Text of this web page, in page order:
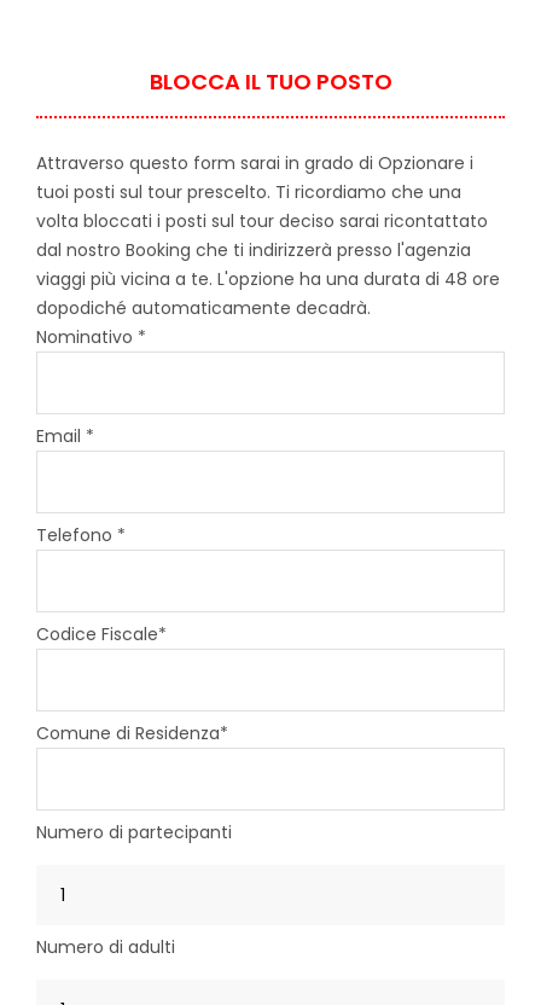
BLOCCA IL TUO POSTO
Attraverso questo form sarai in grado di Opzionare i
tuoi posti sul tour prescelto. Ti ricordiamo che una
volta bloccati i posti sul tour deciso sarai ricontattato
dal nostro Booking che ti indirizzerà presso l'agenzia
viaggi più vicina a te. L'opzione ha una durata di 48 ore
dopodiché automaticamente decadrà.
Nominativo *
Email *
Telefono *
Codice Fiscale*
Comune di Residenza*
Numero di partecipanti
Numero di adulti